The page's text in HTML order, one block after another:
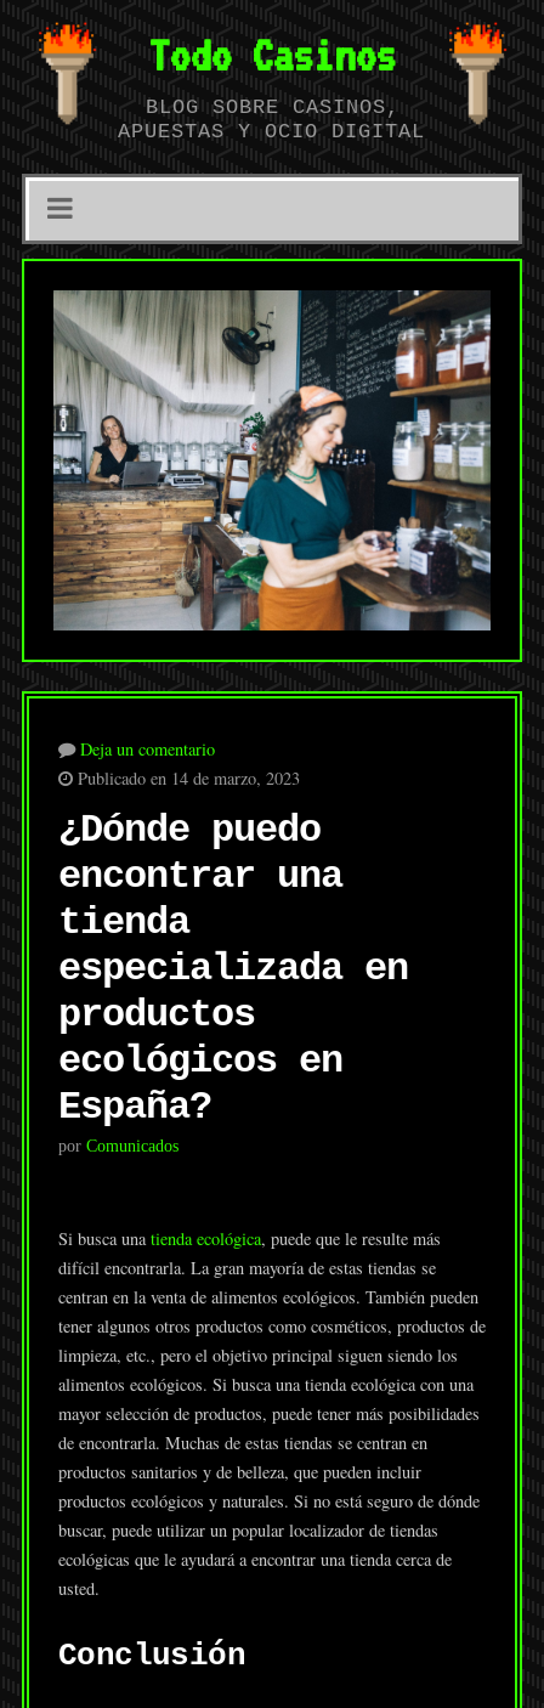
Todo Casinos
BLOG SOBRE CASINOS,
APUESTAS Y OCIO DIGITAL
Deja un comentario
Publicado en 14 de marzo, 2023
¿Dónde puedo
encontrar una
tienda
especializada en
productos
ecológicos en
España?
por Comunicados
Si busca unatienda ecológica, puede que le resulte más
difícil encontrarla. La gran mayoría de estas tiendas se
centran en la venta de alimentos ecológicos. También pueden
tener algunos otros productos como cosméticos, productos de
limpieza, etc., pero el objetivo principal siguen siendo los
alimentos ecológicos. Si busca una tienda ecológica con una
mayor selección de productos, puede tener más posibilidades
de encontrarla. Muchas de estas tiendas se centran en
productos sanitarios y de belleza, que pueden incluir
productos ecológicos y naturales. Si no está seguro de dónde
buscar, puede utilizar un popular localizador de tiendas
ecológicas que le ayudará a encontrar una tienda cerca de
usted.
Conclusión